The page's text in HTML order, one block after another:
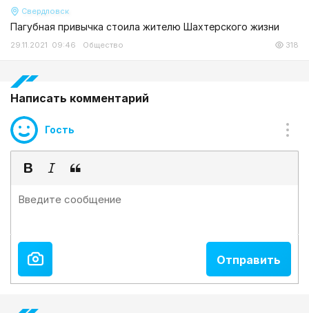
Свердловск
Пагубная привычка стоила жителю Шахтерского жизни
29.11.2021 09:46 Общество 318
Написать комментарий
Гость